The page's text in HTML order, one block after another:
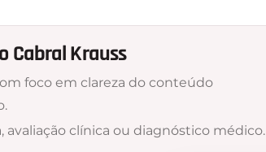
Cabral Krauss
foco em clareza do conteúdo
clínica ou diagnóstico médico.